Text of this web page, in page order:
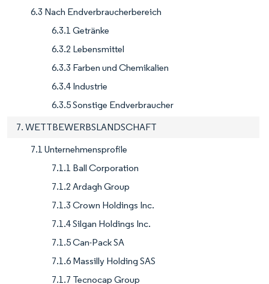
6.3 Nach Endverbraucherbereich
6.3.1 Getränke
6.3.2 Lebensmittel
6.3.3 Farben und Chemikalien
6.3.4 Industrie
6.3.5 Sonstige Endverbraucher
7. WETTBEWERBSLANDSCHAFT
7.1 Unternehmensprofile
7.1.1 Ball Corporation
7.1.2 Ardagh Group
7.1.3 Crown Holdings Inc.
7.1.4 Silgan Holdings Inc.
7.1.5 Can-Pack SA
7.1.6 Massilly Holding SAS
7.1.7 Tecnocap Group